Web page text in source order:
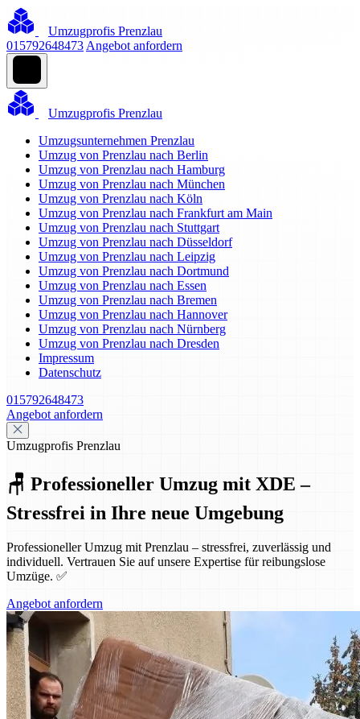
Umzugprofis Prenzlau
015792648473 Angebot anfordern
Umzugprofis Prenzlau
Umzugsunternehmen Prenzlau
Umzug von Prenzlau nach Berlin
Umzug von Prenzlau nach Hamburg
Umzug von Prenzlau nach München
Umzug von Prenzlau nach Köln
Umzug von Prenzlau nach Frankfurt am Main
Umzug von Prenzlau nach Stuttgart
Umzug von Prenzlau nach Düsseldorf
Umzug von Prenzlau nach Leipzig
Umzug von Prenzlau nach Dortmund
Umzug von Prenzlau nach Essen
Umzug von Prenzlau nach Bremen
Umzug von Prenzlau nach Hannover
Umzug von Prenzlau nach Nürnberg
Umzug von Prenzlau nach Dresden
Impressum
Datenschutz
015792648473
Angebot anfordern
Umzugprofis Prenzlau
🪑 Professioneller Umzug mit XDE –
Stressfrei in Ihre neue Umgebung
Professioneller Umzug mit Prenzlau – stressfrei, zuverlässig und
individuell. Vertrauen Sie auf unsere Expertise für reibungslose
Umzüge. ✅
Angebot anfordern